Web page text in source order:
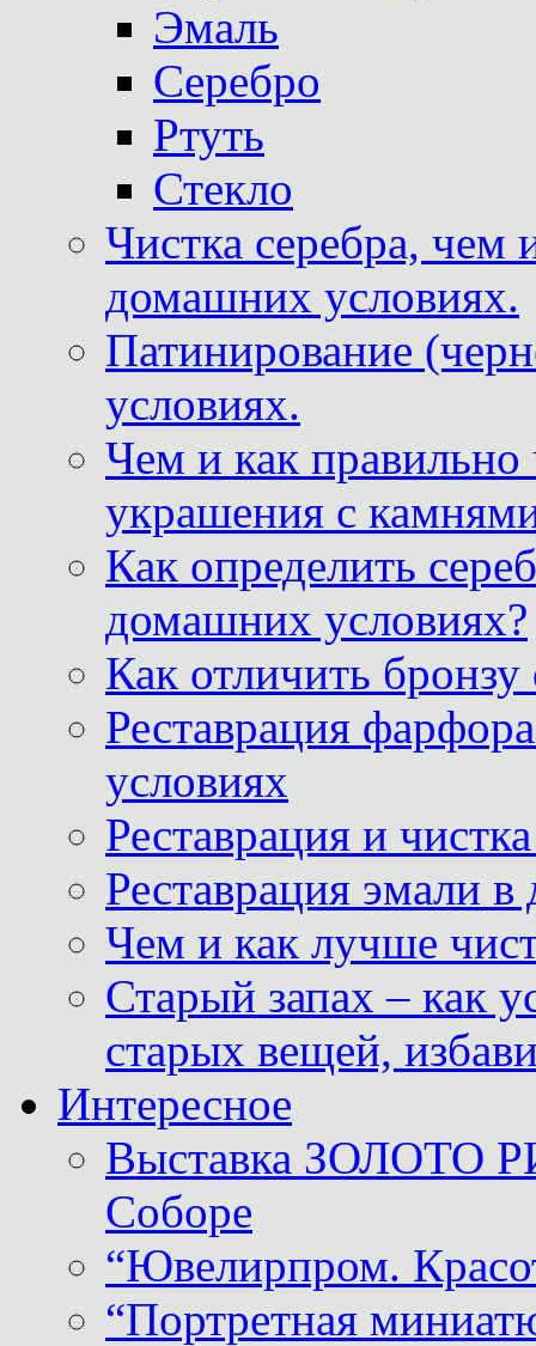
Эмаль
Серебро
Ртуть
Стекло
Чистка серебра, чем
домашних условиях.
Патинирование
условиях.
Чем и как
украшения с
Как определить
домашних условиях?
Как отличить
Реставрация
условиях
Реставрация и
Реставрация эмали
Чем и как лучше
Старый запах – как
старых вещей,
Интересное
Выставка ЗОЛОТО
Соборе
“Ювелирпром.
“Портретная